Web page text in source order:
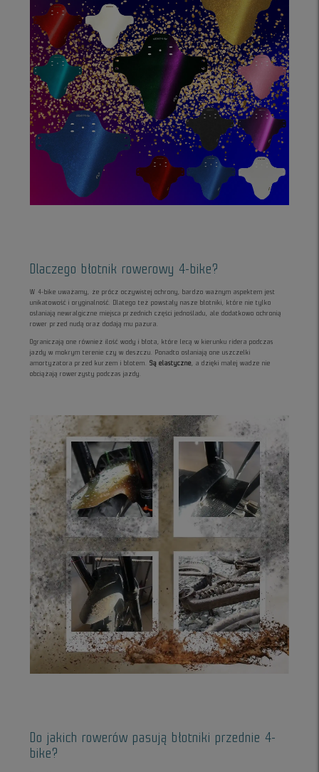
Dlaczego błotnik rowerowy 4-bike?
W 4-bike uważamy, że prócz oczywistej ochrony, bardzo ważnym aspektem jest
unikatowość i oryginalność. Dlatego też powstały nasze błotniki, które nie tylko
osłaniają newralgiczne miejsca przednich części jednośladu, ale dodatkowo ochronią
rower przed nudą oraz dodają mu pazura.
Ograniczają one również ilość wody i błota, które lecą w kierunku ridera podczas
jazdy w mokrym terenie czy w deszczu. Ponadto osłaniają one uszczelki
amortyzatora przed kurzem i błotem.Są elastyczne
, a dzięki małej wadze nie
obciążają rowerzysty podczas jazdy.
Do jakich rowerów pasują błotniki przednie 4-
bike?